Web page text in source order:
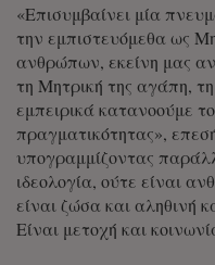
«Επισυμβαίνει μία
την εμπιστευόμεθα ως
ανθρώπων, εκείνη μας
τη Μητρική της αγάπη,
εμπειρικά κατανοούμε
πραγματικότητας»,
υπογραμμίζοντας
ιδεολογία, ούτε είναι
είναι ζώσα και αληθινή
Είναι μετοχή και